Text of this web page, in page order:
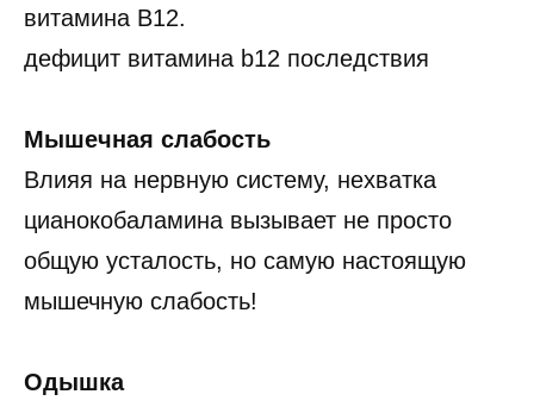
витамина B12.
дефицит витамина b12 последствия
Мышечная слабость
Влияя на нервную систему, нехватка
цианокобаламина вызывает не просто
общую усталость, но самую настоящую
мышечную слабость!
Одышка